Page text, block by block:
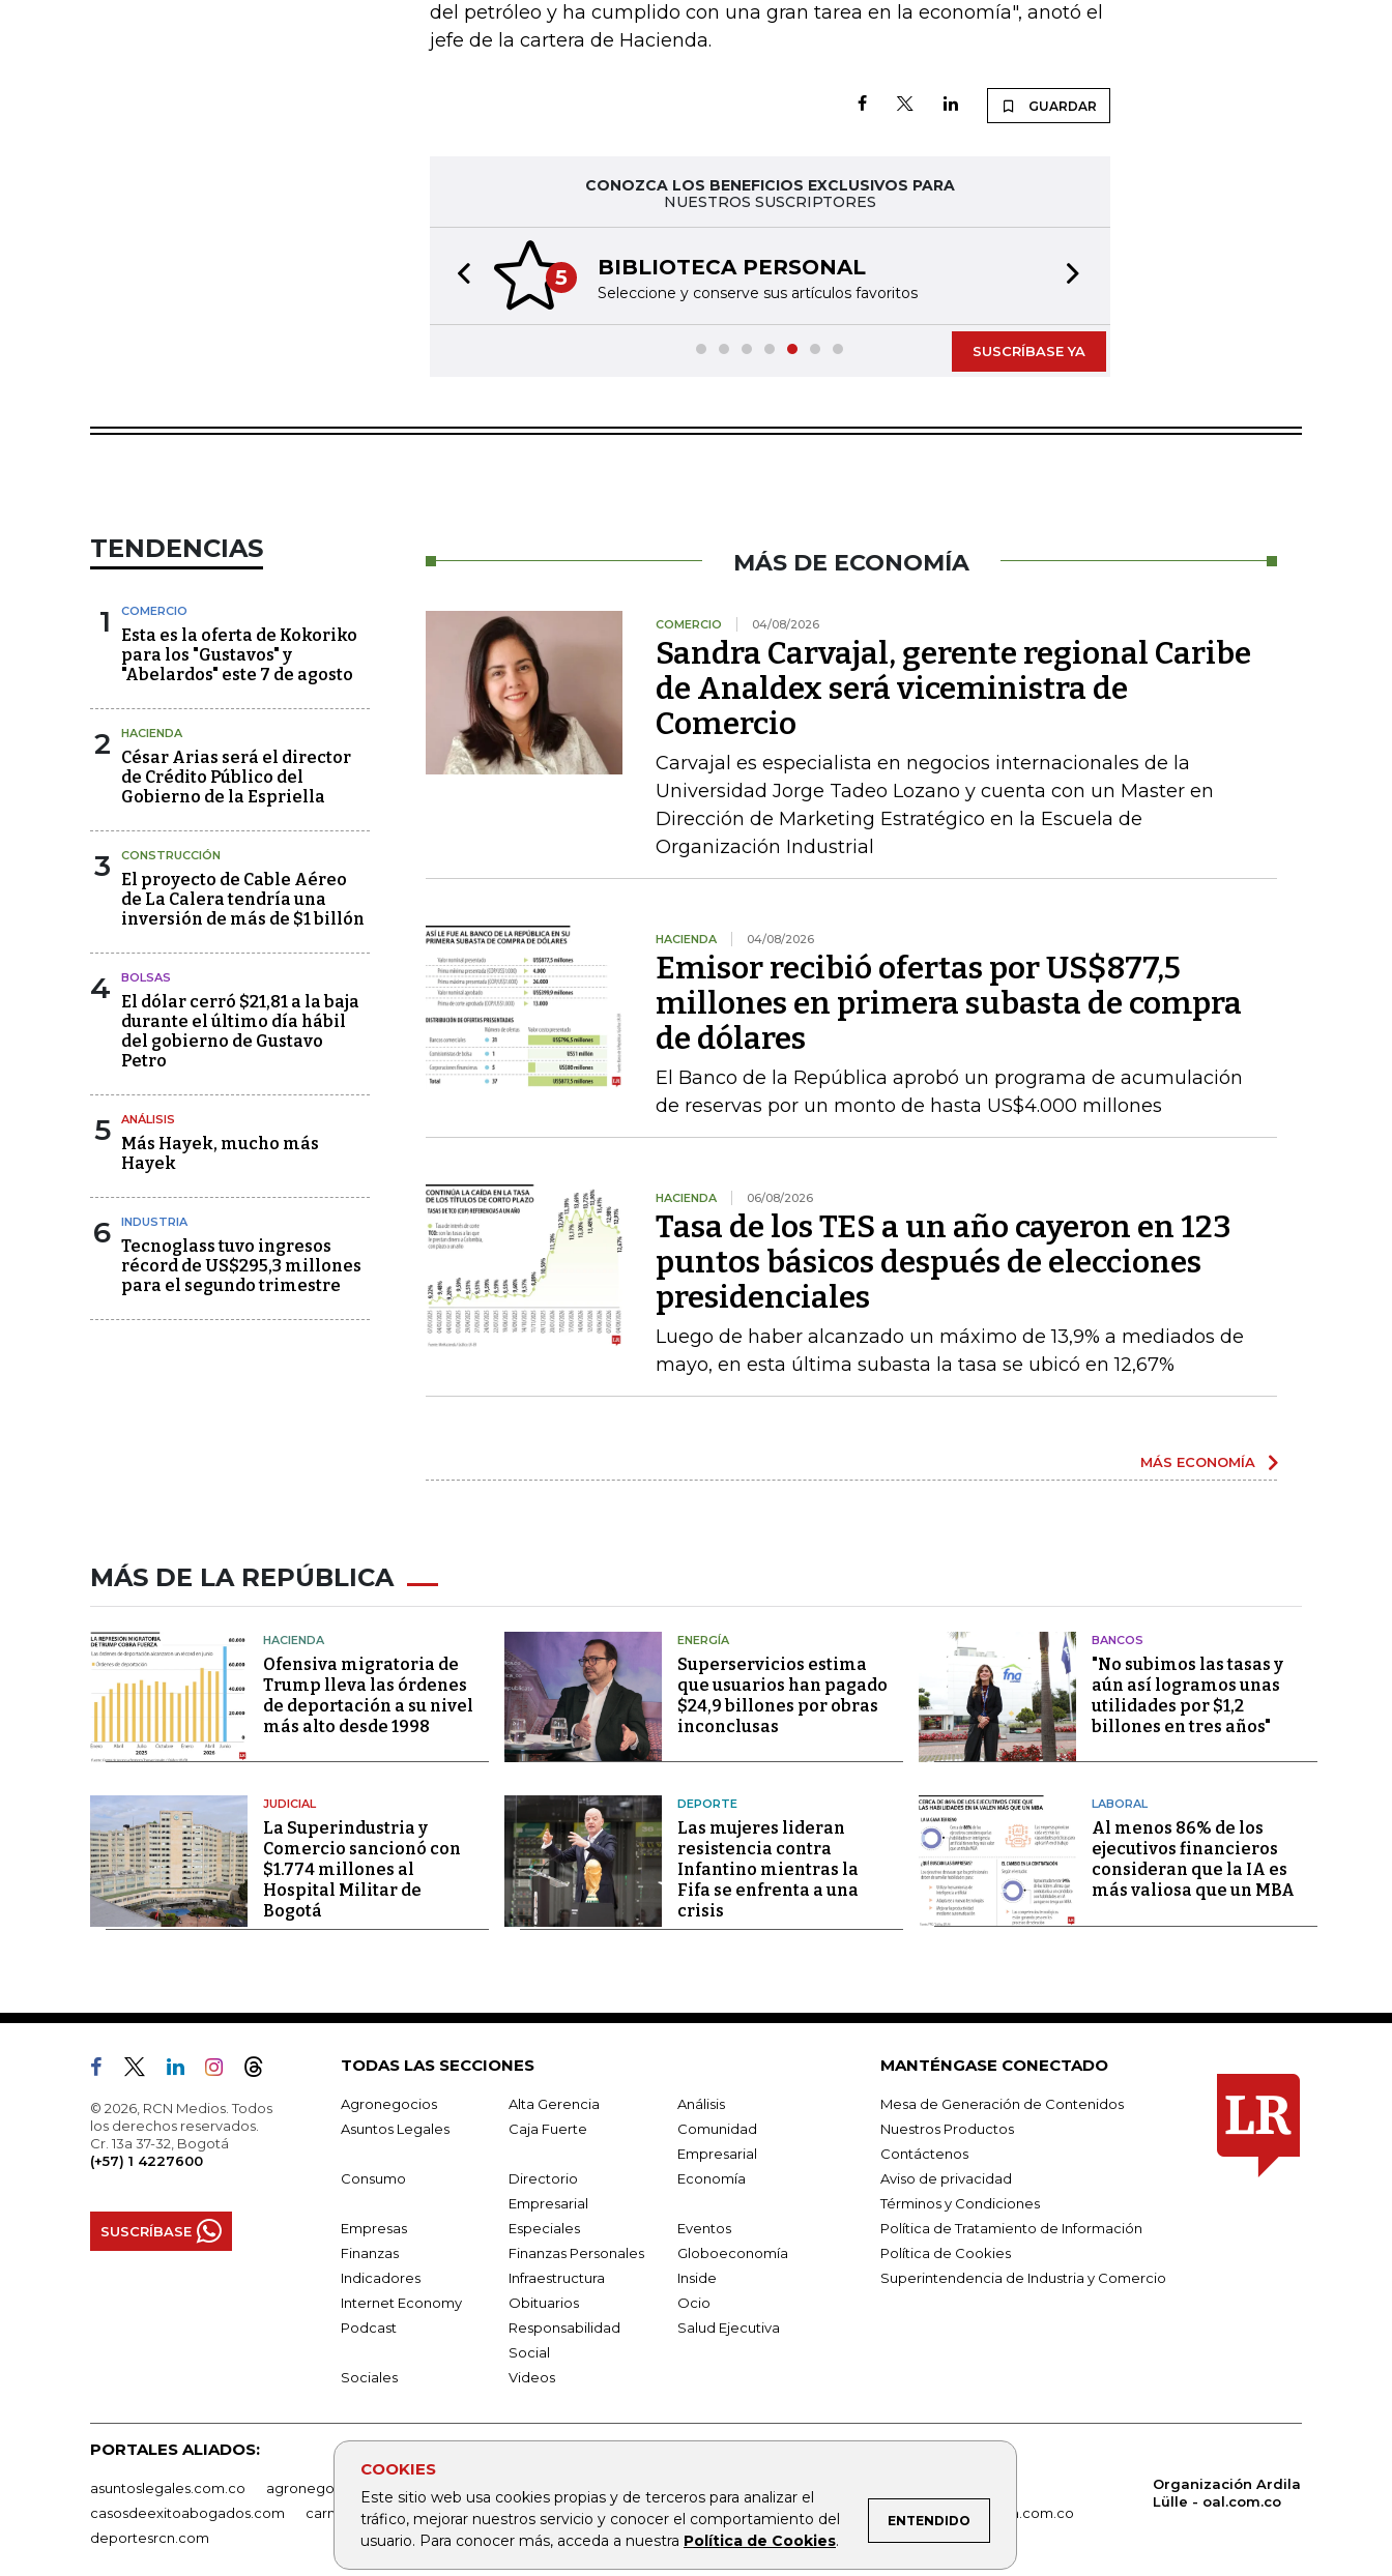
COOKIES
Este sitio web usa cookies propias y de terceros para analizar el
tráfico, mejorar nuestros servicio y conocer el comportamiento del
usuario. Para conocer más, acceda a nuestra Política de Cookies.
ENTENDIDO
del petróleo y ha cumplido con una gran tarea en la economía", anotó el
jefe de la cartera de Hacienda.
GUARDAR
CONOZCA LOS BENEFICIOS EXCLUSIVOS PARA
NUESTROS SUSCRIPTORES
5 BIBLIOTECA PERSONAL
Seleccione y conserve sus artículos favoritos
Previous slide
SUSCRÍBASE YA
TENDENCIAS
1 COMERCIO
Esta es la oferta de Kokoriko
para los "Gustavos" y
"Abelardos" este 7 de agosto
2 HACIENDA
César Arias será el director
de Crédito Público del
Gobierno de la Espriella
3 CONSTRUCCIÓN
El proyecto de Cable Aéreo
de La Calera tendría una
inversión de más de $1 billón
4 BOLSAS
El dólar cerró $21,81 a la baja
durante el último día hábil
del gobierno de Gustavo
Petro
5 ANÁLISIS
Más Hayek, mucho más
Hayek
6 INDUSTRIA
Tecnoglass tuvo ingresos
récord de US$295,3 millones
para el segundo trimestre
MÁS DE ECONOMÍA
COMERCIO 04/08/2026
Sandra Carvajal, gerente regional Caribe
de Analdex será viceministra de
Comercio
Carvajal es especialista en negocios internacionales de la
Universidad Jorge Tadeo Lozano y cuenta con un Master en
Dirección de Marketing Estratégico en la Escuela de
Organización Industrial
HACIENDA 04/08/2026
Emisor recibió ofertas por US$877,5
millones en primera subasta de compra
de dólares
El Banco de la República aprobó un programa de acumulación
de reservas por un monto de hasta US$4.000 millones
HACIENDA 06/08/2026
Tasa de los TES a un año cayeron en 123
puntos básicos después de elecciones
presidenciales
Luego de haber alcanzado un máximo de 13,9% a mediados de
mayo, en esta última subasta la tasa se ubicó en 12,67%
MÁS ECONOMÍA
MÁS DE LA REPÚBLICA
HACIENDA
Ofensiva migratoria de
Trump lleva las órdenes
de deportación a su nivel
más alto desde 1998
ENERGÍA
Superservicios estima
que usuarios han pagado
$24,9 billones por obras
inconclusas
BANCOS
"No subimos las tasas y
aún así logramos unas
utilidades por $1,2
billones en tres años"
JUDICIAL
La Superindustria y
Comercio sancionó con
$1.774 millones al
Hospital Militar de
Bogotá
DEPORTE
Las mujeres lideran
resistencia contra
Infantino mientras la
Fifa se enfrenta a una
crisis
LABORAL
Al menos 86% de los
ejecutivos financieros
consideran que la IA es
más valiosa que un MBA
© 2026, RCN Medios. Todos
los derechos reservados.
Cr. 13a 37-32, Bogotá
(+57) 1 4227600
SUSCRÍBASE
TODAS LAS SECCIONES
Agronegocios Alta Gerencia
Análisis
Asuntos Legales
Caja Fuerte
Comunidad
Empresarial
Consumo
Directorio
Empresarial
Economía
Empresas Especiales
Eventos
Finanzas
Finanzas Personales
Globoeconomía
Indicadores
Infraestructura
Inside
Internet Economy
Obituarios
Ocio
Podcast
Responsabilidad
Social
Salud Ejecutiva
Sociales Videos
MANTÉNGASE CONECTADO
Mesa de Generación de Contenidos
Nuestros Productos
Contáctenos
Aviso de privacidad
Términos y Condiciones
Política de Tratamiento de Información
Política de Cookies
Superintendencia de Industria y Comercio
PORTALES ALIADOS:
asuntoslegales.com.co agronegocios.co empresas.larepublica.co firmasdeabogados.com
bolsaencolombia.com
casosdeexitoabogados.com
carnavalindustriacultural.com canalrcn.com rcnradio.com noticiasrcn.com lafm.com.co
alerta.com.co
deportesrcn.com
Organización Ardila
Lülle - oal.com.co